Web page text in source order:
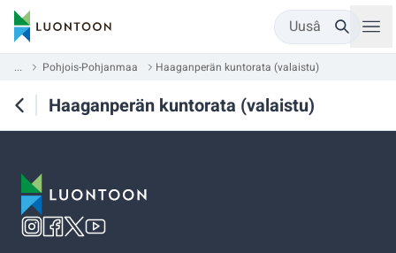
Uusâ
... Pohjois-Pohjanmaa Haaganperän kuntorata (valaistu)
Haaganperän kuntorata (valaistu)